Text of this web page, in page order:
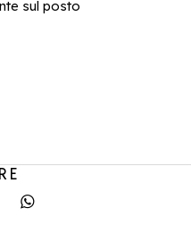
sul posto
Facebook
on X
Share on Whatsapp